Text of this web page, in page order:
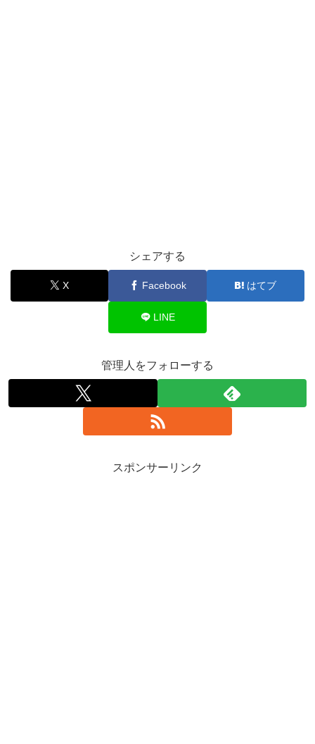
シェアする
X Facebook はてブ
LINE
管理人をフォローする
スポンサーリンク